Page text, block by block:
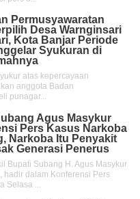
Permusyawaratan
Desa Warnginsari
Kota Banjar Periode
Syukuran di
atas kepercayaan
anggota Badan
punagar...
Agus Masykur
Pers Kasus Narkoba
Narkoba Itu Penyakit
Generasi Penerus
Bupati Subang H. Agus Masykur
hadir dalam Konferensi Pers
Selasa ...